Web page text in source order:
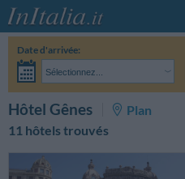
Date d'arrivée:
Sélectionnez...
Hôtel Gênes
Plan
11 hôtels trouvés